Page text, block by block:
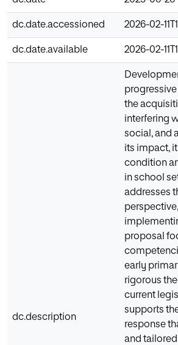
dc.date.accessioned 2026-02-
dc.date.available 2026-02-
dc.description
the
interfering
social, and
its impact,
condition
in school
addresses
proposal
early
rigorous
current
supports
response
and